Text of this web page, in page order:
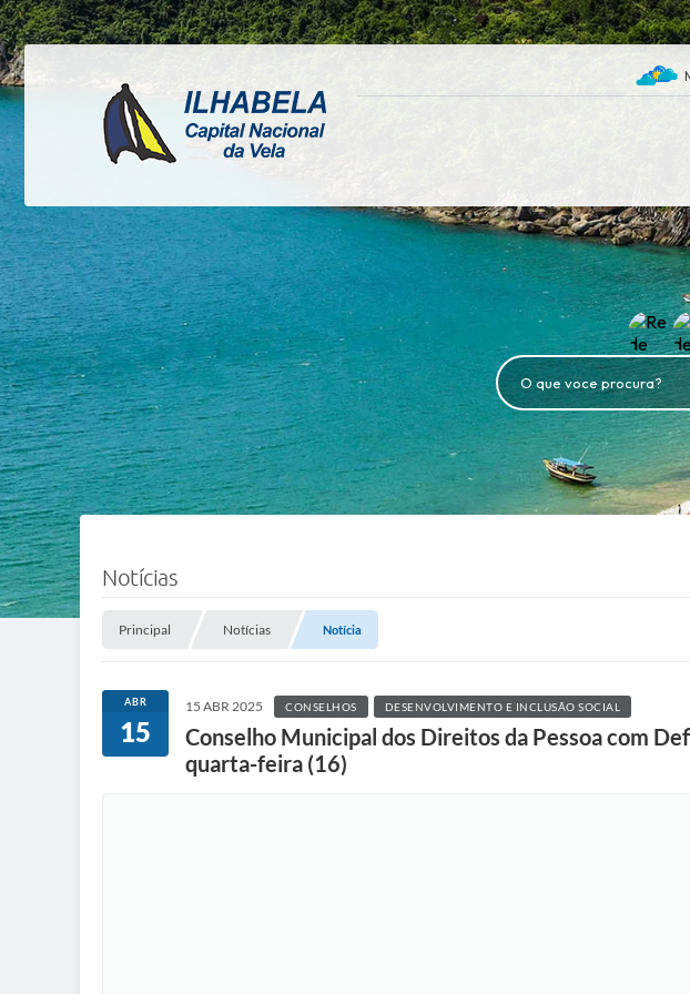
O que voce procura?
Notícias
Principal Notícias Notícia
ABR
15
15 ABR 2025 CONSELHOS DESENVOLVIMENTO E INCLUSÃO SOCIAL
Conselho Municipal dos Direitos da Pessoa com
quarta-feira (16)